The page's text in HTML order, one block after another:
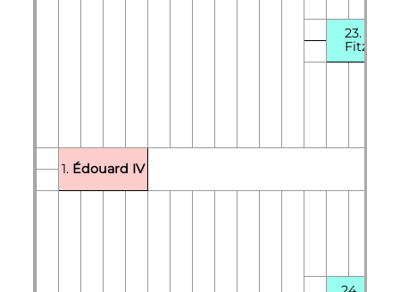
23. Alice
FitzAlan
1. Édouard IV